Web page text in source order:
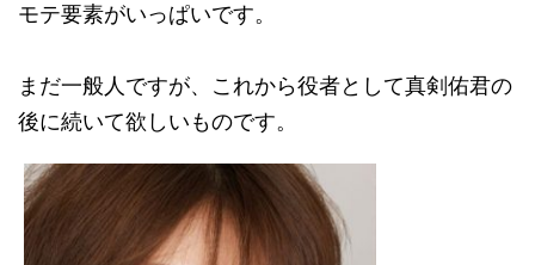
モテ要素がいっぱいです。
まだ一般人ですが、これから役者として真剣佑君の
後に続いて欲しいものです。